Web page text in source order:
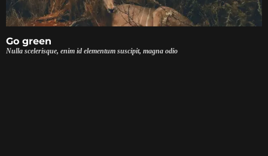
Go green
Nulla scelerisque, enim id elementum suscipit, magna odio